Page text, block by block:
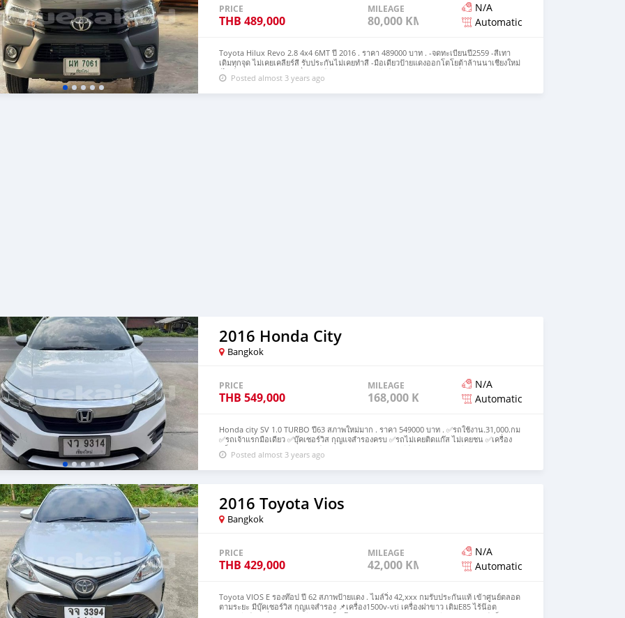
PRICE
THB 489,000
MILEAGE
80,000 KM
N/A
Automatic
Toyota Hilux Revo 2.8 4x4 6MT ปี 2016 . ราคา 489000 บาท . -จดทะเบียนปี2559 -สีเทา
เดิมทุกจุด ไม่เคยเคลียร์สี รับประกันไม่เคยทำสี -มือเดียวป้ายแดงออกโตโยต้าล้านนาเชียงใหม่
-ไมล์น้อย70,xxx km -เครื่องยนต์ดีเซล2800cc. -เกียร์ธรรมดา6สปีด ขับเคลื่อน4ล้อมีDiff-
Lock -ล้อกระทะโรงงาน16”ยางใหม่ๆทั้ง4เส้น -กุญแจครบ2ดอก บุ๊คครบ เอกสารการโอนครบ
✨รถสวยสภาพป้ายแดงพร้อมใช้งานไม่เคยลุยไม่เคยบันทุกหนัก✨🚘💯 . ✅ฟรีค่าโอน ฟรีค่า
Posted almost 3 years ago
2016 Honda City
Bangkok
PRICE
THB 549,000
MILEAGE
168,000 KM
N/A
Automatic
Honda city SV 1.0 TURBO ปี63 สภาพใหม่มาก . ราคา 549000 บาท . ✅รถใช้งาน.31,000.กม
✅รถเจ้าแรกมือเดียว ✅บุ๊คเซอร์วิส กุญแจสำรองครบ ✅รถไม่เคยติดแก๊ส ไม่เคยชน ✅เครื่อง
บล็อก 1.0 VTEC TURBO ✅แอร์แบคคู่ เบรคabs ✅กุญแจคีย์เลส ✅จอทัชสกรีน ✅พวงมาลัย
มัลติฟังก์ชัน ✅แม็กแต่ง จอบ16 ยางใหม่4เส้น ✅ชุดสเกิร์ต.รอบคัน . 🚘🚘🚘 รถคุณภาพดีคัด
เกรด🅰️ ประวัติดี💯 การันตีไม่มีชน ไม่พลิกคว่ำ ตัดต่อ ย้อมแมว เราคัดสรรรถบ้าน จากเจ้าของ
ถ้ายังไม่เห็นตัวจริง #ระวังมิจฉาชีพ หากสนใจสามารถสอบถามรายละเอียดเพิ่มเติมได้ที่ Add
Line กดที่ลิงค์➡️ https://line.me/ti/p/SSZZBRY0Gq
Posted almost 3 years ago
2016 Toyota Vios
Bangkok
PRICE
THB 429,000
MILEAGE
42,000 KM
N/A
Automatic
Toyota VIOS E รองท๊อป ปี 62 สภาพป้ายแดง . ไมล์วิ่ง 42,xxx กมรับประกันแท้ เข้าศูนย์ตลอด
ตามระยะ มีบุ๊คเซอร์วิส กุญแจสำรอง 📌เครื่อง1500v-vti เครื่องฝาขาว เติมE85 ไร้น๊อต
ขยับ.เกียร์เข้านิ่ม.ช่วงล่างเงียบ 📌แม็ก โรงงานขอบ16 ระบบเบรคเอบีเอส พร้อมแอร์แบ็คคู่. 📌